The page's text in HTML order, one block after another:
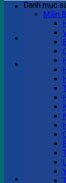
Ví dụ:
trên xe bus...
Tư vấn
0983 863
Hotline hỗ
0983 863
Giỏ hàng
Danh mục
Miền